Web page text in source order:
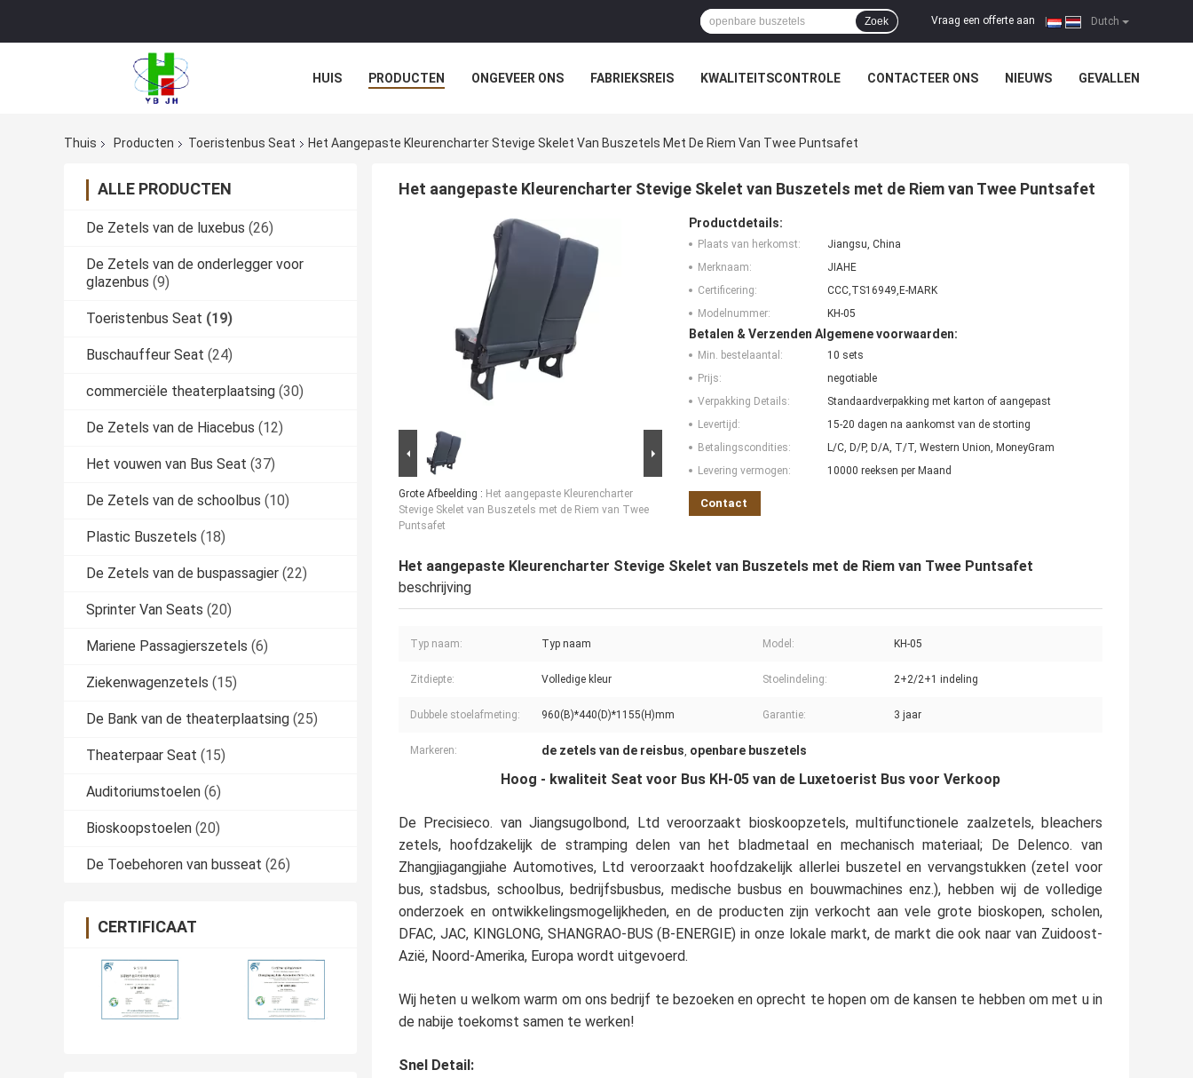
Dutch
Vraag een offerte aan
Zoek
HUIS PRODUCTEN ONGEVEER ONS FABRIEKSREIS KWALITEITSCONTROLE CONTACTEER ONS NIEUWS GEVALLEN
Thuis Producten Toeristenbus Seat Het Aangepaste Kleurencharter Stevige Skelet Van Buszetels Met De Riem Van Twee Puntsafet
ALLE PRODUCTEN
De Zetels van de luxebus (26)
De Zetels van de onderlegger voor
glazenbus (9)
Toeristenbus Seat (19)
Buschauffeur Seat (24)
commerciële theaterplaatsing (30)
De Zetels van de Hiacebus (12)
Het vouwen van Bus Seat (37)
De Zetels van de schoolbus (10)
Plastic Buszetels (18)
De Zetels van de buspassagier (22)
Sprinter Van Seats (20)
Mariene Passagierszetels (6)
Ziekenwagenzetels (15)
De Bank van de theaterplaatsing (25)
Theaterpaar Seat (15)
Auditoriumstoelen (6)
Bioskoopstoelen (20)
De Toebehoren van busseat (26)
CERTIFICAAT
Het aangepaste Kleurencharter Stevige Skelet van Buszetels met de Riem van Twee Puntsafet
Grote Afbeelding : Het aangepaste Kleurencharter
Stevige Skelet van Buszetels met de Riem van Twee
Puntsafet
Productdetails:
Plaats van herkomst:
Jiangsu, China
Merknaam:
JIAHE
Certificering:
CCC,TS16949,E-MARK
Modelnummer:
KH-05
Betalen & Verzenden Algemene voorwaarden:
Min. bestelaantal:
10 sets
Prijs:
negotiable
Verpakking Details:
Standaardverpakking met karton of aangepast
Levertijd:
15-20 dagen na aankomst van de storting
Betalingscondities:
L/C, D/P, D/A, T/T, Western Union, MoneyGram
Levering vermogen:
10000 reeksen per Maand
Contact
Het aangepaste Kleurencharter Stevige Skelet van Buszetels met de Riem van Twee Puntsafet
beschrijving
Typ naam: Typ naam Model: KH-05
Zitdiepte: Volledige kleur Stoelindeling: 2+2/2+1 indeling
Dubbele stoelafmeting: 960(B)*440(D)*1155(H)mm Garantie: 3 jaar
Markeren: de zetels van de reisbus, openbare buszetels
Hoog - kwaliteit Seat voor Bus KH-05 van de Luxetoerist Bus voor Verkoop
De Precisieco. van Jiangsugolbond, Ltd veroorzaakt bioskoopzetels, multifunctionele zaalzetels, bleachers
zetels, hoofdzakelijk de stramping delen van het bladmetaal en mechanisch materiaal; De Delenco. van
Zhangjiagangjiahe Automotives, Ltd veroorzaakt hoofdzakelijk allerlei buszetel en vervangstukken (zetel voor
bus, stadsbus, schoolbus, bedrijfsbusbus, medische busbus en bouwmachines enz.), hebben wij de volledige
onderzoek en ontwikkelingsmogelijkheden, en de producten zijn verkocht aan vele grote bioskopen, scholen,
DFAC, JAC, KINGLONG, SHANGRAO-BUS (B-ENERGIE) in onze lokale markt, de markt die ook naar van Zuidoost-
Azië, Noord-Amerika, Europa wordt uitgevoerd.
Wij heten u welkom warm om ons bedrijf te bezoeken en oprecht te hopen om de kansen te hebben om met u in
de nabije toekomst samen te werken!
Snel Detail: